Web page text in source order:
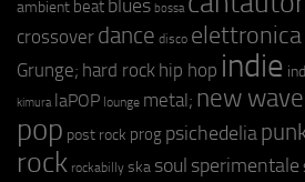
ambient beat blues bossa
crossover dance disco elettronica
Grunge; hard rock hip hop indie
kimura laPOP lounge metal; new wave
pop post rock prog psichedelia
rock rockabilly ska soul sperimentale